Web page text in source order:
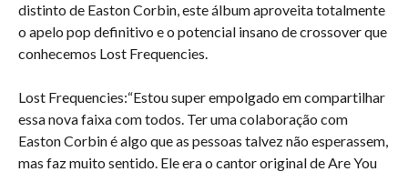
distinto de Easton Corbin, este álbum aproveita totalmente
o apelo pop definitivo e o potencial insano de crossover que
conhecemos Lost Frequencies.
Lost Frequencies:“Estou super empolgado em compartilhar
essa nova faixa com todos. Ter uma colaboração com
Easton Corbin é algo que as pessoas talvez não esperassem,
mas faz muito sentido. Ele era o cantor original de Are You